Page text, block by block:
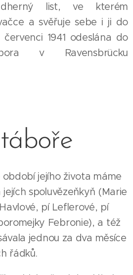
list, ve kterém
a svěřuje sebe i ji do
1941 odeslána do
v Ravensbrücku
jejího života máme
spoluvězeňkyň (Marie
pí Leflerové, pí
Febronie), a též
jednou za dva měsíce
řádků.